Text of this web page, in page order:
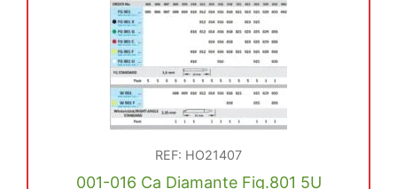
REF: HO21407
001-016 Ca Diamante Fig.801 5U